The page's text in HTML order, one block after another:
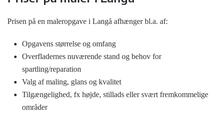
Prisen på en maleropgave i Langå afhænger bl.a. af:
Opgavens størrelse og omfang
Overfladernes nuværende stand og behov for
spartling/reparation
Valg af maling, glans og kvalitet
Tilgængelighed, fx højde, stillads eller svært fremkommelige
områder